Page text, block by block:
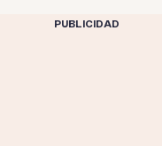
PUBLICIDAD